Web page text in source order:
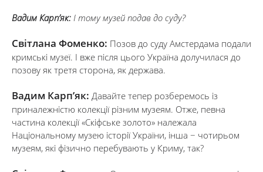
Вадим Карп’як: І тому музей подав до суду?
Світлана Фоменко: Позов до суду Амстердама подали
кримські музеї. І вже після цього Україна долучилася до
позову як третя сторона, як держава.
Вадим Карп’як: Давайте тепер розберемось із
приналежністю колекції різним музеям. Отже, певна
частина колекції «Скіфське золото» належала
Національному музею історії України, інша − чотирьом
музеям, які фізично перебувають у Криму, так?